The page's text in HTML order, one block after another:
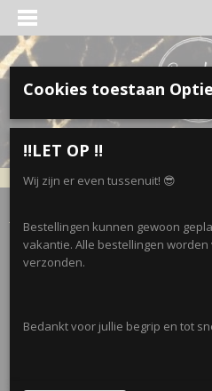
Cookies toestaan
‼️LET OP ‼️
Wij zijn er even tussenuit! 😎
Bestellingen kunnen gewoon
vakantie. Alle bestellingen
verzonden.
Bedankt voor jullie begrip en tot